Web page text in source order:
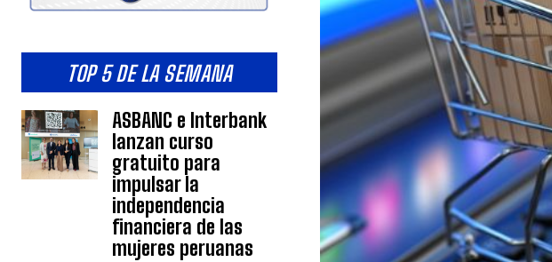
TOP 5 DE LA SEMANA
ASBANC e Interbank
lanzan curso
gratuito para
impulsar la
independencia
financiera de las
mujeres peruanas